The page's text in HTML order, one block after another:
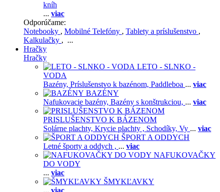
kníh
... viac
Odporúčame:
Notebooky , Mobilné Telefóny , Tablety a príslušenstvo ,
Kalkulačky , ...
Hračky
Hračky
LETO - SLNKO -
VODA
Bazény, Príslušenstvo k bazénom, Paddleboa ... viac
BAZÉNY
Nafukovacie bazény, Bazény s konštrukciou, ... viac
PRISLUŠENSTVO K BÁZENOM
Solárne plachty, Krycie plachty , Schodíky, Vy ... viac
ŠPORT A ODDYCH
Letné športy a oddych , ... viac
NAFUKOVAČKY
DO VODY
... viac
ŠMYKĽAVKY
... viac